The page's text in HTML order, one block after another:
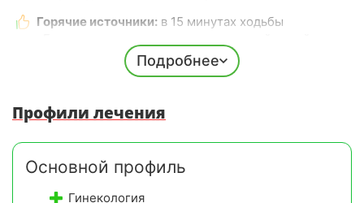
Горячие источники: в 15 минутах ходьбы
бесплатное посещение круглый год
новая мебель, поэтапная реновация с 2019 года
УЗИ, ЭКГ, дуплексное сканирование
артерий и вен
Подробнее
Профили лечения
Основной профиль
Гинекология